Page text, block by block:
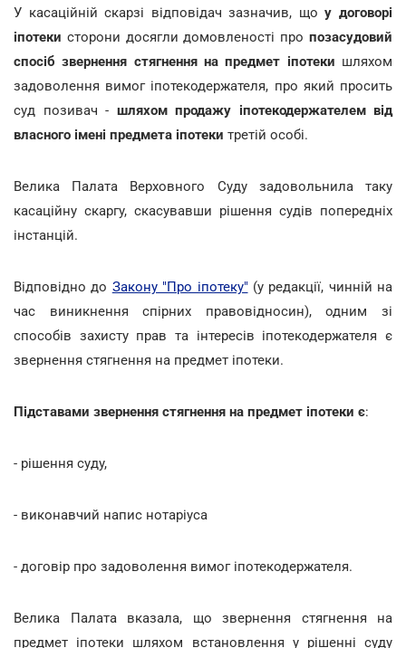
У касаційній скарзі відповідач зазначив, щоу договорі
іпотеки сторони досягли домовленості про позасудовий
спосіб звернення стягнення на предмет іпотеки шляхом
задоволення вимог іпотекодержателя, про який просить
суд позивач - шляхом продажу іпотекодержателем від
власного імені предмета іпотеки третій особі.
Велика Палата Верховного Суду задовольнила таку
касаційну скаргу, скасувавши рішення судів попередніх
інстанцій.
Відповідно до Закону "Про іпотеку" (у редакції, чинній на
час виникнення спірних правовідносин), одним зі
способів захисту прав та інтересів іпотекодержателя є
звернення стягнення на предмет іпотеки.
Підставами звернення стягнення на предмет іпотеки є:
- рішення суду,
- виконавчий напис нотаріуса
- договір про задоволення вимог іпотекодержателя.
Велика Палата вказала, що звернення стягнення на
предмет іпотеки шляхом встановлення у рішенні суду